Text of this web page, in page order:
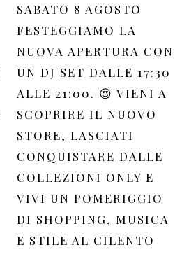
SABATO 8 AGOSTO
FESTEGGIAMO LA
NUOVA APERTURA CON
UN DJ SET DALLE 17:30
ALLE 21:00. 😍 VIENI A
SCOPRIRE IL NUOVO
STORE, LASCIATI
CONQUISTARE DALLE
COLLEZIONI ONLY E
VIVI UN POMERIGGIO
DI SHOPPING, MUSICA
E STILE AL CILENTO